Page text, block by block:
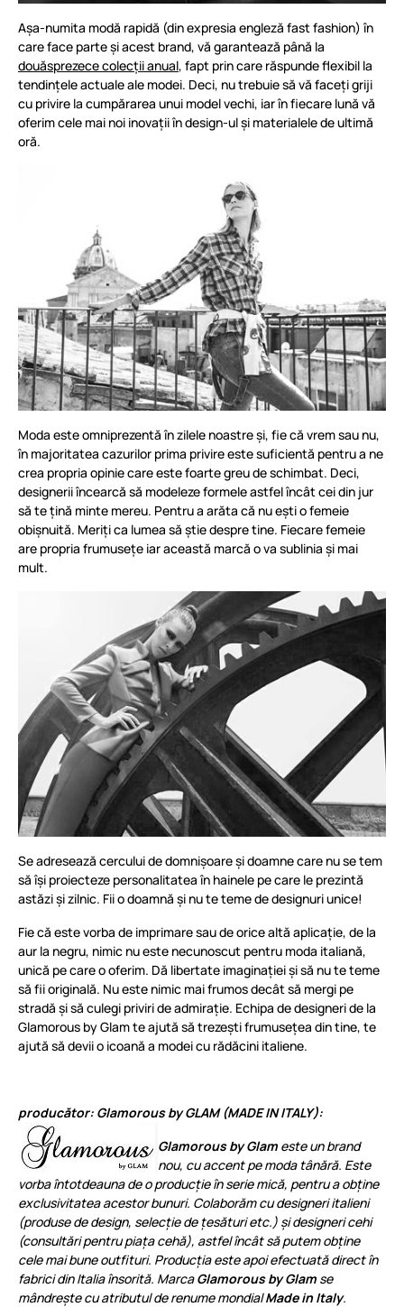
Așa-numita modă rapidă (din expresia engleză fast fashion) în
care face parte și acest brand, vă garantează până la
douăsprezece colecții anual, fapt prin care răspunde flexibil la
tendințele actuale ale modei. Deci, nu trebuie să vă faceți griji
cu privire la cumpărarea unui model vechi, iar în fiecare lună vă
oferim cele mai noi inovații în design-ul și materialele de ultimă
oră.
Moda este omniprezentă în zilele noastre și, fie că vrem sau nu,
în majoritatea cazurilor prima privire este suficientă pentru a ne
crea propria opinie care este foarte greu de schimbat. Deci,
designerii încearcă să modeleze formele astfel încât cei din jur
să te țină minte mereu. Pentru a arăta că nu ești o femeie
obișnuită. Meriți ca lumea să știe despre tine. Fiecare femeie
are propria frumusețe iar această marcă o va sublinia și mai
mult.
Se adresează cercului de domnișoare și doamne care nu se tem
să își proiecteze personalitatea în hainele pe care le prezintă
astăzi și zilnic. Fii o doamnă și nu te teme de designuri unice!
Fie că este vorba de imprimare sau de orice altă aplicație, de la
aur la negru, nimic nu este necunoscut pentru moda italiană,
unică pe care o oferim. Dă libertate imaginației și să nu te teme
să fii originală. Nu este nimic mai frumos decât să mergi pe
stradă și să culegi priviri de admirație. Echipa de designeri de la
Glamorous by Glam te ajută să trezești frumusețea din tine, te
ajută să devii o icoană a modei cu rădăcini italiene.
producător: Glamorous by GLAM (MADE IN ITALY):
Glamorous by Glam este un brand
nou, cu accent pe moda tânără. Este
vorba întotdeauna de o producție în serie mică, pentru a obține
exclusivitatea acestor bunuri. Colaborăm cu designeri italieni
(produse de design, selecție de țesături etc.) și designeri cehi
(consultări pentru piața cehă), astfel încât să putem obține
cele mai bune outfituri. Producția este apoi efectuată direct în
fabrici din Italia însorită. MarcaGlamorous by Glam se
mândrește cu atributul de renume mondialMade in Italy.